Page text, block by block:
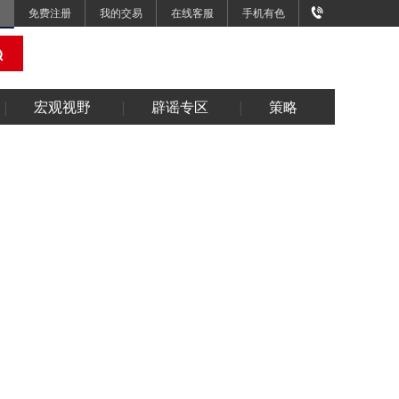
免费注册 我的交易 在线客服 手机有色
宏观视野 辟谣专区 策略